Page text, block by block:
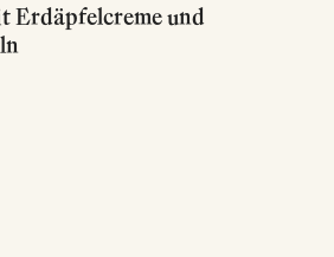
Erdäpfelcreme und